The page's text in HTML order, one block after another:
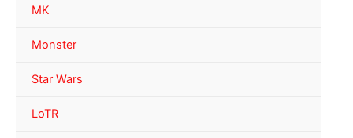
MK
Monster
Star Wars
LoTR